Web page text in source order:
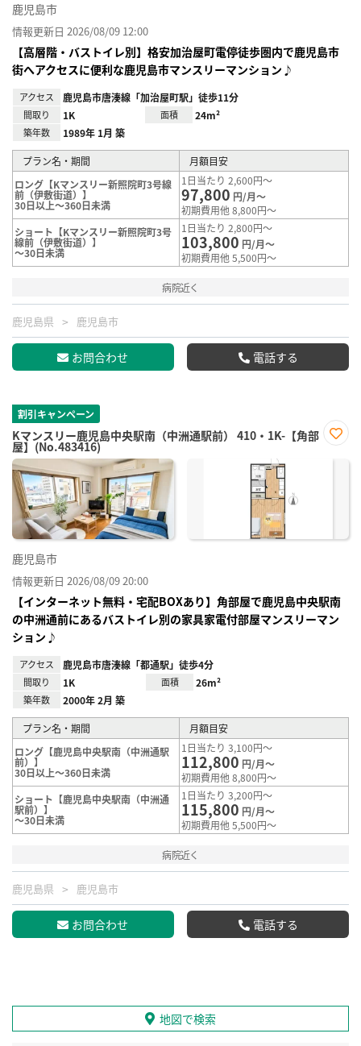
鹿児島市
情報更新日 2026/08/09 12:00
【高層階・バストイレ別】格安加治屋町電停徒歩圏内で鹿児島市
街へアクセスに便利な鹿児島市マンスリーマンション♪
アクセス 鹿児島市唐湊線「加治屋町駅」徒歩11分
間取り 1K 面積 24m²
築年数 1989年 1月 築
プラン名・期間
月額目安
ロング【Kマンスリー新照院町3号線
前（伊敷街道）】
30日以上～360日未満
1日当たり 2,600円～
97,800 円/月～
初期費用他 8,800円～
ショート【Kマンスリー新照院町3号
線前（伊敷街道）】
～30日未満
1日当たり 2,800円～
103,800 円/月～
初期費用他 5,500円～
病院近く
鹿児島県 鹿児島市
お問合わせ 電話する
割引キャンペーン
Kマンスリー鹿児島中央駅南（中洲通駅前） 410・1K-【角部
屋】(No.483416)
に入
鹿児島市
情報更新日 2026/08/09 20:00
【インターネット無料・宅配BOXあり】角部屋で鹿児島中央駅南
の中洲通前にあるバストイレ別の家具家電付部屋マンスリーマン
ション♪
アクセス 鹿児島市唐湊線「都通駅」徒歩4分
間取り 1K 面積 26m²
築年数 2000年 2月 築
プラン名・期間
月額目安
ロング【鹿児島中央駅南（中洲通駅
前）】
30日以上～360日未満
1日当たり 3,100円～
112,800 円/月～
初期費用他 8,800円～
ショート【鹿児島中央駅南（中洲通
駅前）】
～30日未満
1日当たり 3,200円～
115,800 円/月～
初期費用他 5,500円～
病院近く
鹿児島県 鹿児島市
お問合わせ 電話する
地図で検索